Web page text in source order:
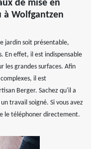
de mise en
à Wolfgantzen
jardin soit présentable,
En effet, il est indispensable
les grandes surfaces. Afin
il est
Berger. Sachez qu'il a
travail soigné. Si vous avez
le téléphoner directement.